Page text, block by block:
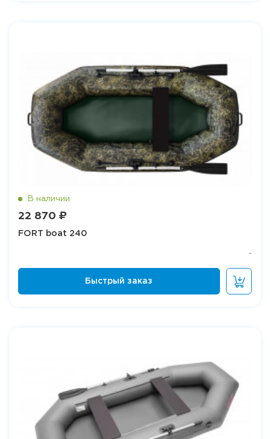
22 870 ₽
FORT boat 240